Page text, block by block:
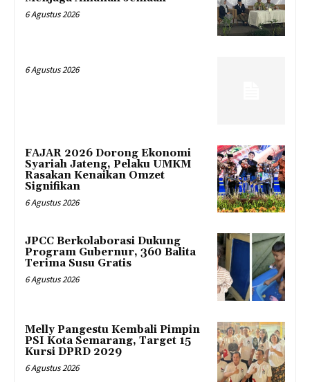
6 Agustus 2026
6 Agustus 2026
FAJAR 2026 Dorong Ekonomi
Syariah Jateng, Pelaku UMKM
Rasakan Kenaikan Omzet
Signifikan
6 Agustus 2026
JPCC Berkolaborasi Dukung
Program Gubernur, 360 Balita
Terima Susu Gratis
6 Agustus 2026
Melly Pangestu Kembali Pimpin
PSI Kota Semarang, Target 15
Kursi DPRD 2029
6 Agustus 2026